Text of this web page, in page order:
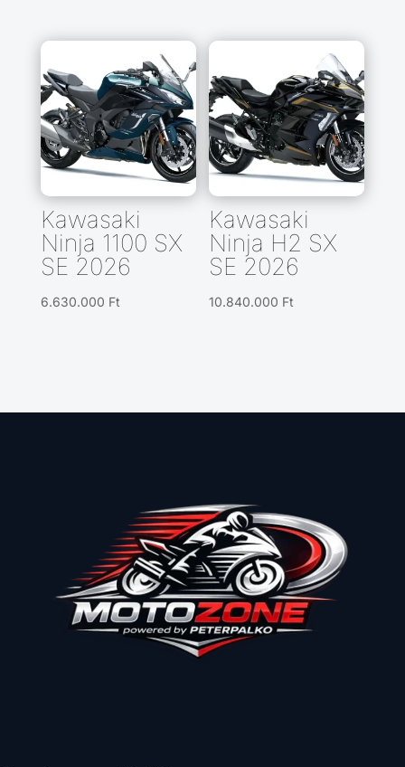
Kawasaki
Ninja 1100 SX
SE 2026
6.630.000 Ft
Kawasaki
Ninja H2 SX
SE 2026
10.840.000 Ft